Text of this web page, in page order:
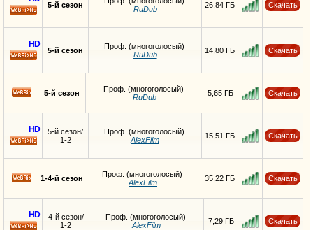
5-й сезон
RuDub
26,84 ГБ Скачать
HD
5-й сезон
Проф. (многоголосый)
RuDub
14,80 ГБ Скачать
5-й сезон
Проф. (многоголосый)
RuDub
5,65 ГБ Скачать
HD
5-й сезон/
1-2
Проф. (многоголосый)
AlexFilm
15,51 ГБ Скачать
1-4-й сезон
Проф. (многоголосый)
AlexFilm
35,22 ГБ Скачать
HD
4-й сезон/
1-2
Проф. (многоголосый)
AlexFilm
7,29 ГБ Скачать